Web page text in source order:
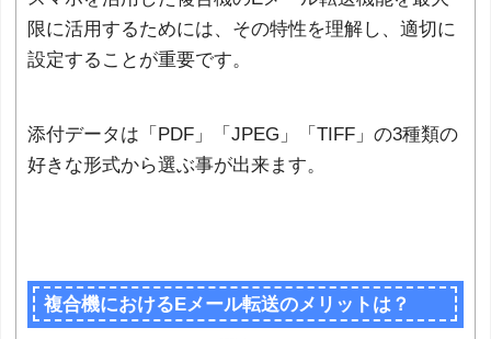
限に活用するためには、その特性を理解し、適切に
設定することが重要です。
添付データは「PDF」「JPEG」「TIFF」の3種類の
好きな形式から選ぶ事が出来ます。
複合機におけるEメール転送のメリットは？